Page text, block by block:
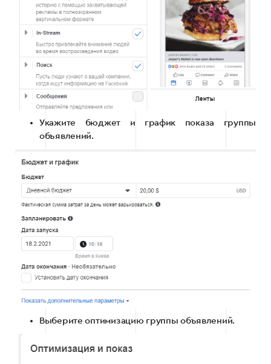
Укажите бюджет и график показа группы
объявлений.
Выберите оптимизацию группы объявлений.